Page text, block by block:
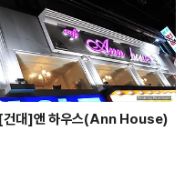
[건대]앤 하우스(Ann House)